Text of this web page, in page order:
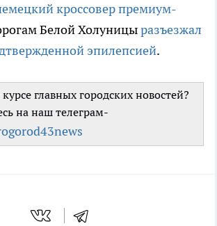
кроссовер премиум-
Белой Холуницыразъезжал
эпилепсией.
главных городских новостей?
на наш телеграм-